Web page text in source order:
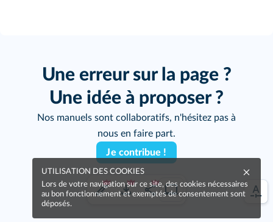
Une erreur sur la page ?
Une idée à proposer ?
Nos manuels sont collaboratifs, n'hésitez pas à
nous en faire part.
Je contribue !
UTILISATION DES COOKIES
Lors de votre navigation sur ce site, des cookies nécessaires
au bon fonctionnement et exemptés de consentement sont
déposés.